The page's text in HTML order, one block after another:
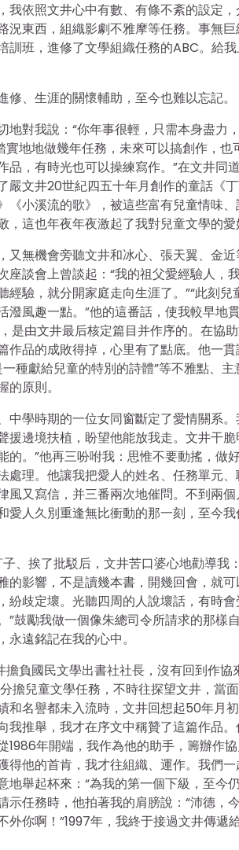
我依照文井心中有數、有條不紊的設定
況東西，組織影劇不雅摩等任務。事無
訓班，進修了文學組織任務的ABC。給
、生涯的關懷輔助，至今也難以忘記。
地對我說：“你年事很輕，只需本身盡力
實地地做幾年任務，未來可以搞創作，
品，有時光也可以操練寫作。”在文井同
文井20世紀四五十年月創作的童話《
《小溪流的歌》，被這些富有兒童情味
這也年夜年夜激起了我對兒童文學的愛
又無機會旁聽文井和冰心、張天翼、金
談會上曾談起：“我的祖父愛經驗人，
驗，就分開家庭走向生涯了。”“此刻
風趣一點。”他的這番話，使我較早地
是由文井最后核定篇目并作序的。在協
作品的成敗得掉，心里有了點底。他一
種獻給兒童的特別的詩體”等不雅點、
原則。
中學時期的一位女同窗斷定了愛情關系
援邊境扶植，盼望他能放我走。文井干
的。”他再三吩咐我：思惟不要動搖，做
處理。他讓我把愛人的姓名、任務單元
又寫信，并三番兩次地催問。不到兩個
人久別重逢無比衝動的那一刻，至今我
子、挨了批駁后，文井苦口婆心地勸導
影響，不是讀幾本書，開幾回會，就
歧定壞。光聽四周的人說壞話，有時
”鼓勵我做一個像朱總司令所請求的那樣
遠銘記在我的心中。
擔負國民文學出書社社長，沒有回到作
擔兒童文學任務，不時往探望文井，當
名譽都未入流時，文井回想起50年月
我推舉，我才在序文中稱贊了這篇作品
年開端，我作為他的助手，籌辦作
他的首肯，我才往組織、運作。我們
舉起杯來：“為我的第一個下級，至今
任務時，他拍著我的肩膀說：“沛德，
你啊！”1997年，我終于接過文井傳